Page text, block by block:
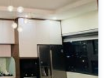
mới và sử dụng tốt.